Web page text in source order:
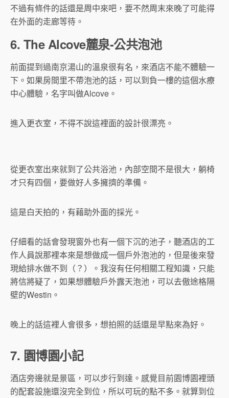
不過有條件的話還是周中來吧，要不然周末來晚了可能得
在外面的走廊等待。
6. The Alcove麓泉-公共泡池
前面提到過南京湯山的溫泉很有名，來酒店不能不體驗一
下。如果房間里不帶泡池的話，可以到負一樓的這個水療
中心體驗，名字叫做Alcove。
進入更衣室，不得不說這裡面的設計很漂亮。
從更衣室出來就到了公共浴池，內部空間不是很大，躺椅
才只有四個，要做好人多擁擠的準備。
這是白天拍的，有藉助外面的採光。
仔細看的話會發現窗外也有一個下沉的池子，聽酒店的工
作人員說那裡本來是想做成一個戶外泡池的，但是後來發
現給排水做不到（？）。我沒有任何相關工程知識，只能
將信將疑了，如果想體驗戶外露天泡池，可以去傲途格隔
壁的Westin。
晚上的話這裡人會很多，想拍照的話還是早點來為好。
7. 園博園小記
酒店旁邊就是景區，可以步行到達。感覺目前園博園裡頭
的配套設施還沒完全到位，所以可玩的點不多。就算到位